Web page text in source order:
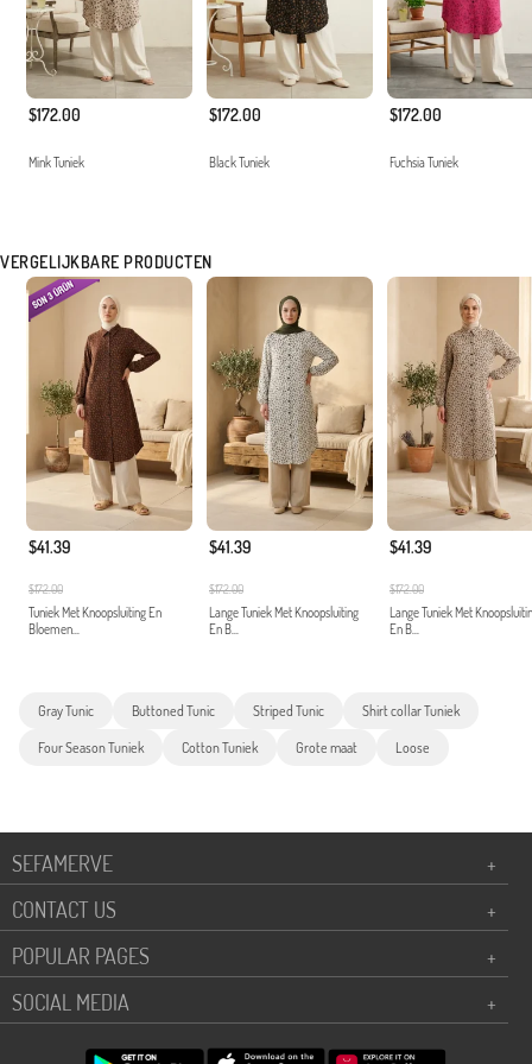
$172.00
Mink Tuniek
$172.00
Black Tuniek
$172.00
Fuchsia Tuniek
VERGELIJKBARE PRODUCTEN
$41.39
$172.00
Tuniek Met Knoopsluiting En
Bloemen...
$41.39
$172.00
Lange Tuniek Met Knoopsluiting
En B...
$41.39
$172.00
Lange Tuniek Met
En B...
Gray Tunic Buttoned Tunic Striped Tunic Shirt collar Tuniek
Four Season Tuniek Cotton Tuniek Grote maat Loose
SEFAMERVE
+
CONTACT US
+
POPULAR PAGES
+
SOCIAL MEDIA
+